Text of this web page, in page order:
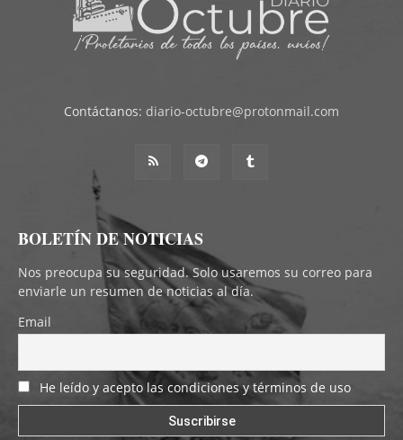
Contáctanos: diario-octubre@protonmail.com
BOLETÍN DE NOTICIAS
Nos preocupa su seguridad. Solo usaremos su correo para
enviarle un resumen de noticias al día.
Email
He leído y acepto las condiciones y términos de uso